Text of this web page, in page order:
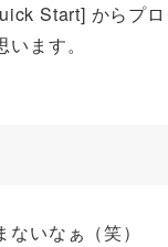
Start] からプ
ます。
いなぁ（笑）